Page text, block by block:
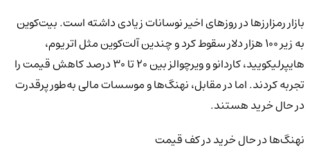
بازار رمزارزها در روزهای اخیر نوسانات زیادی داشته است. بیت‌کوین
به زیر ۱۰۰ هزار دلار سقوط کرد و چندین آلت‌کوین مثل اتریوم،
هایپرلیکویید، کاردانو و ویرچوالز بین ۲۰ تا ۳۰ درصد کاهش قیمت را
تجربه کردند. اما در مقابل، نهنگ‌ها و موسسات مالی به‌طور پرقدرت
در حال خرید هستند.
نهنگ‌ها در حال خرید در کف قیمت